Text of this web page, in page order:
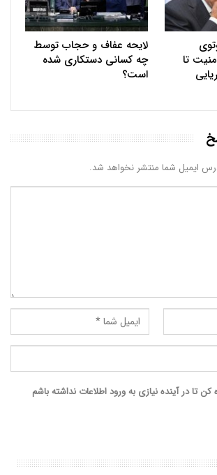
تا
لایحه عفاف و حجاب توسط
چه کسانی دستکاری شده
است؟
ایمیل شما منتشر نخواهد شد.
تا در آینده نیازی به ورود اطلاعات نداشته باشم